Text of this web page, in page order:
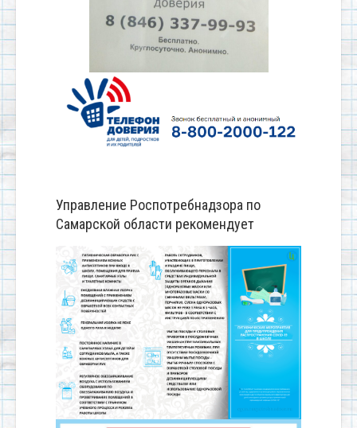
Управление Роспотребнадзора по
Самарской области рекомендует